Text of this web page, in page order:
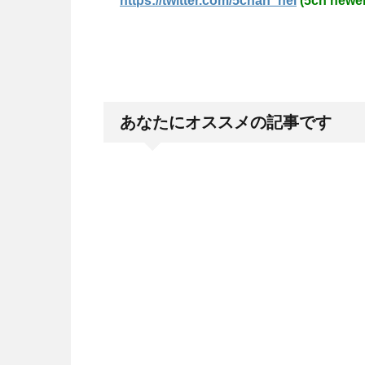
あなたにオススメの記事です